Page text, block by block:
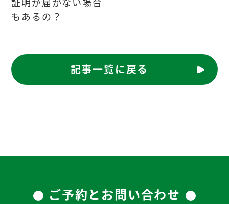
もあるの？
記事一覧に戻る
ご予約とお問い合わせ